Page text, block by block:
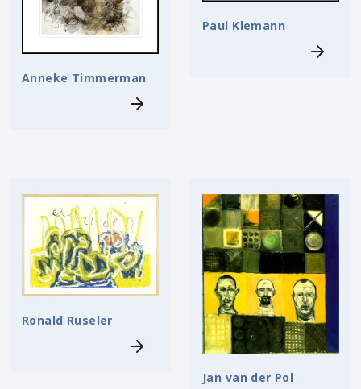
Anneke Timmerman
Paul Klemann
Ronald Ruseler
Jan van der Pol